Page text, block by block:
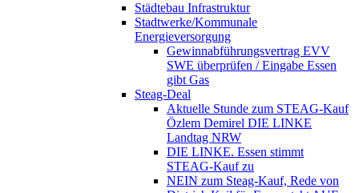
Städtebau Infrastruktur
Stadtwerke/Kommunale
Energieversorgung
Gewinnabführungsvertrag EVV
SWE überprüfen / Eingabe Essen
gibt Gas
Steag-Deal
Aktuelle Stunde zum STEAG-Kauf
Özlem Demirel DIE LINKE
Landtag NRW
DIE LINKE. Essen stimmt
STEAG-Kauf zu
NEIN zum Steag-Kauf, Rede von